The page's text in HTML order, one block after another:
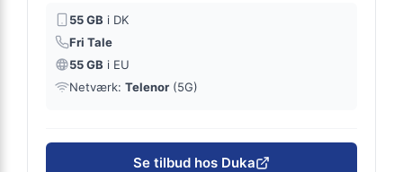
55 GB i DK
Fri Tale
55 GB i EU
Netværk: Telenor (5G)
Se tilbud hos Duka